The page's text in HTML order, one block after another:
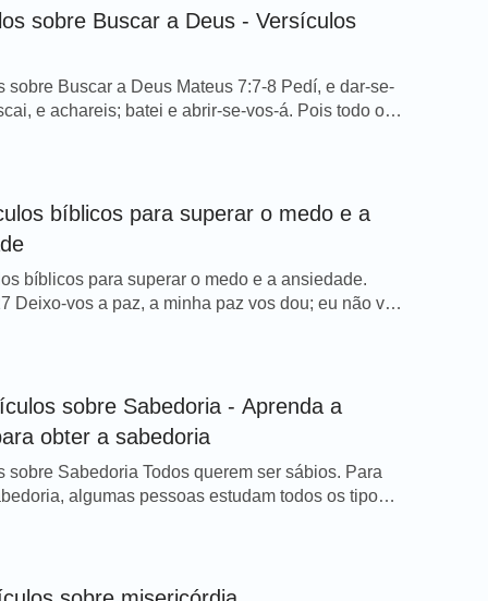
sobre Buscar a Deus - Versículos
sobre Buscar a Deus Mateus 7:7-8 Pedí, e dar-se-
e achareis; batei e abrir-se-vos-á. Pois todo o
de toda […]bíblicos para superar o medo e a
bíblicos para superar o medo e a ansiedade.
Deixo-vos a paz, a minha paz vos dou; eu não vo-
sobre Sabedoria - Aprenda a
obter a sabedoria
sobre Sabedoria Todos querem ser sábios. Para
algumas pessoas estudam todos os tipos
as pessoas têm, mais arrogantes e vaidosas